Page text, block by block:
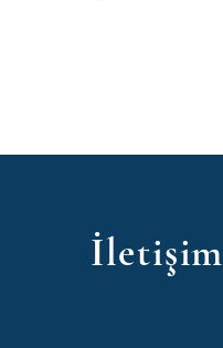
İletişim